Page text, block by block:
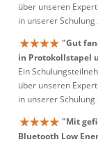
über unseren
in unserer
"Gut
in Protokollstapel
Ein
über unseren
in unserer
"Mit
Bluetooth Low